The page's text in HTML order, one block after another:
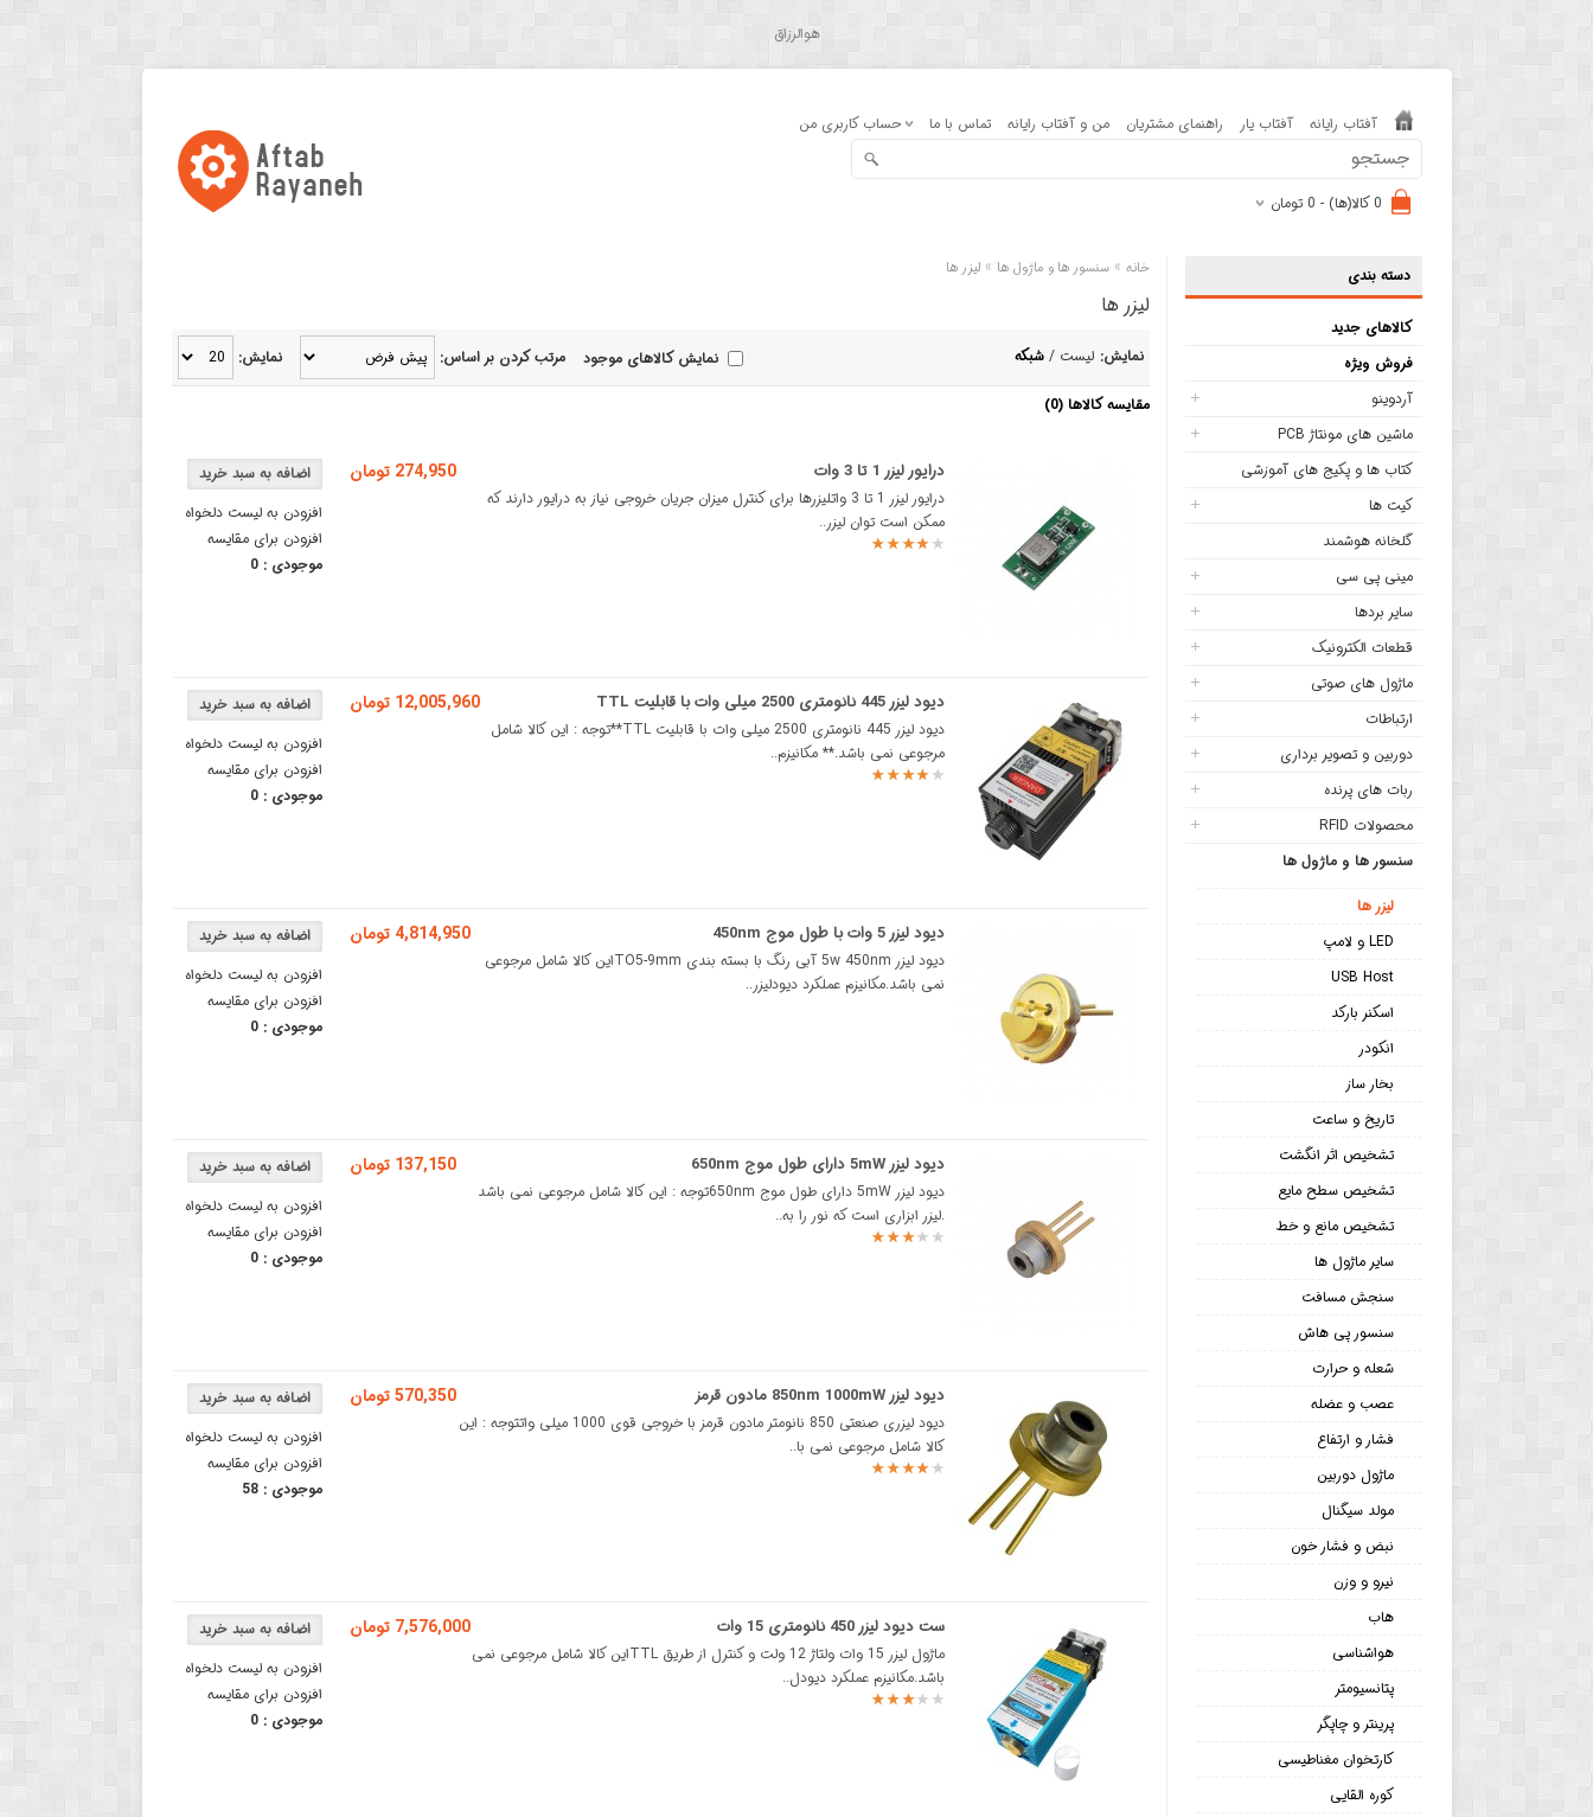
هوالرزاق
آفتاب رایانه آفتاب یار راهنمای مشتریان من و آفتاب رایانه تماس با ما حساب کاربری من
0 کالا(ها) - 0 تومان
دسته بندی
کالاهای جدید
فروش ویژه
آردوینو
ماشین های مونتاژ PCB
کتاب ها و پکیج های آموزشی
کیت ها
گلخانه هوشمند
مینی پی سی
سایر بردها
قطعات الکترونیک
ماژول های صوتی
ارتباطات
دوربین و تصویر برداری
ربات های پرنده
محصولات RFID
سنسور ها و ماژول ها
لیزر ها
LED و لامپ
USB Host
اسکنر بارکد
انکودر
بخار ساز
تاریخ و ساعت
تشخیص اثر انگشت
تشخیص سطح مایع
تشخیص مانع و خط
سایر ماژول ها
سنجش مسافت
سنسور پی هاش
شعله و حرارت
عصب و عضله
فشار و ارتفاع
ماژول دوربین
مولد سیگنال
نبض و فشار خون
نیرو و وزن
هاب
هواشناسی
پتانسیومتر
پرینتر و چاپگر
کارتخوان مغناطیسی
کوره القایی
خانه »سنسور ها و ماژول ها »لیزر ها
لیزر ها
نمایش: لیست /شبکه نمایش: مرتب کردن بر اساس: نمایش کالاهای موجود
مقایسه کالاها (0)
افزودن به لیست دلخواه
افزودن برای مقایسه
موجودی :0
274,950 تومان درایور لیزر 1 تا 3 وات
درایور لیزر 1 تا 3 واتلیزرها برای کنترل میزان جریان خروجی نیاز به درایور دارند که
ممکن است توان لیزر..
افزودن به لیست دلخواه
افزودن برای مقایسه
موجودی :0
12,005,960 تومان دیود لیزر 445 نانومتری 2500 میلی وات با قابلیت TTL
دیود لیزر 445 نانومتری 2500 میلی وات با قابلیت TTL**توجه : این کالا شامل
مرجوعی نمی باشد.** مکانیزم..
افزودن به لیست دلخواه
افزودن برای مقایسه
موجودی :0
4,814,950 تومان دیود لیزر 5 وات با طول موج 450nm
دیود لیزر 5w 450nm آبی رنگ با بسته بندی TO5-9mmاین کالا شامل مرجوعی
نمی باشد.مکانیزم عملکرد دیودلیزر..
افزودن به لیست دلخواه
افزودن برای مقایسه
موجودی :0
137,150 تومان دیود لیزر 5mW دارای طول موج 650nm
دیود لیزر 5mW دارای طول موج 650nmتوجه : این کالا شامل مرجوعی نمی باشد
.لیزر ابزاری است که نور را به..
افزودن به لیست دلخواه
افزودن برای مقایسه
موجودی :58
570,350 تومان دیود لیزر 850nm 1000mW مادون قرمز
دیود لیزری صنعتی 850 نانومتر مادون قرمز با خروجی قوی 1000 میلی واتتوجه : این
کالا شامل مرجوعی نمی با..
افزودن به لیست دلخواه
افزودن برای مقایسه
موجودی :0
7,576,000 تومان ست دیود لیزر 450 نانومتری 15 وات
ماژول لیزر 15 وات ولتاژ 12 ولت و کنترل از طریق TTLاین کالا شامل مرجوعی نمی
باشد.مکانیزم عملکرد دیودل..